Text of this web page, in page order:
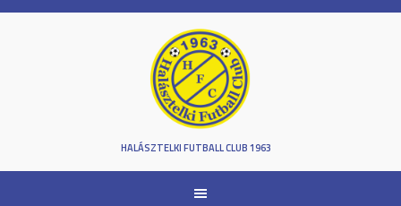
Skip
HALÁSZTELKI FUTBALL CLUB 1963